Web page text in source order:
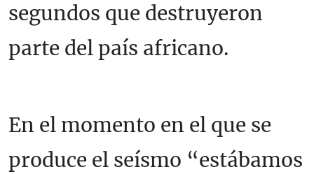
segundos que destruyeron
parte del país africano.
En el momento en el que se
produce el seísmo “estábamos